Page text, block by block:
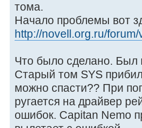
тома.
Начало проблемы вот
http://novell.org.ru/
Что было сделано. Был
Старый том SYS
можно спасти?? При
ругается на драйвер
ошибок. Capitan Nemo